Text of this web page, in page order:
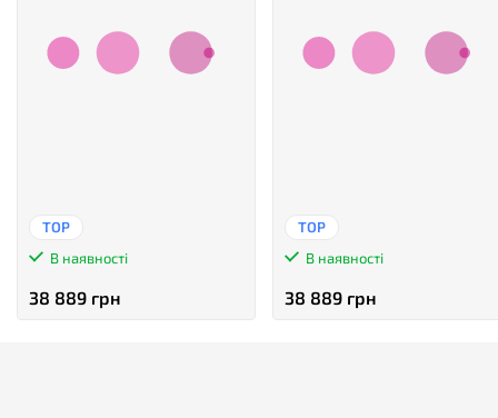
TOP
В наявності
38 889 грн
TOP
В наявності
38 889 грн